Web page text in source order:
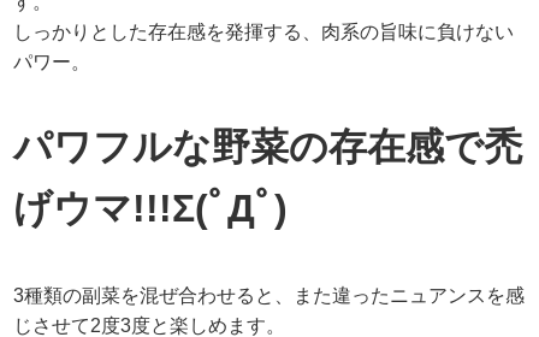
しっかりとした存在感を発揮する、肉系の旨味に負けない
パワー。
パワフルな野菜の存在感で禿
げウマ!!!Σ(ﾟДﾟ)
3種類の副菜を混ぜ合わせると、また違ったニュアンスを感
じさせて2度3度と楽しめます。